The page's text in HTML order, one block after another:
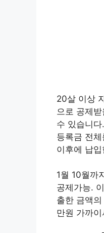
20살 이상
으로 공제
수 있습니
등록금 전
이후에 납
1월 10월까
공제가능.
출한 금액
만원 가까